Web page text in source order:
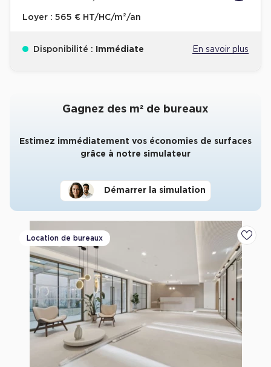
Loyer : 565 € HT/HC/m²/an
Disponibilité : Immédiate En savoir plus
Gagnez des m² de bureaux
Estimez immédiatement vos économies de surfaces
grâce à notre simulateur
Démarrer la simulation
Location de bureaux